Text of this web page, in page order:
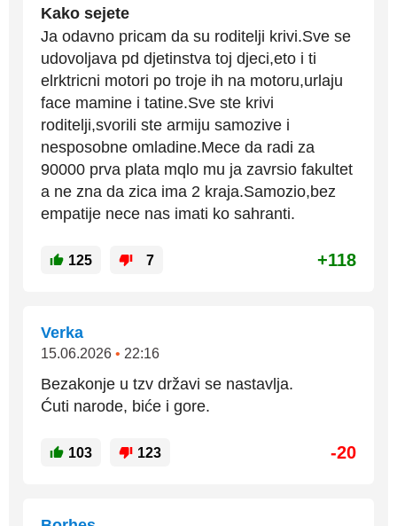
Kako sejete
Ja odavno pricam da su roditelji krivi.Sve se
udovoljava pd djetinstva toj djeci,eto i ti
elrktricni motori po troje ih na motoru,urlaju
face mamine i tatine.Sve ste krivi
roditelji,svorili ste armiju samozive i
nesposobne omladine.Mece da radi za
90000 prva plata mqlo mu ja zavrsio fakultet
a ne zna da zica ima 2 kraja.Samozio,bez
empatije nece nas imati ko sahranti.
125 7 +118
Verka
15.06.2026 • 22:16
Bezakonje u tzv državi se nastavlja.
Ćuti narode, biće i gore.
103 123 -20